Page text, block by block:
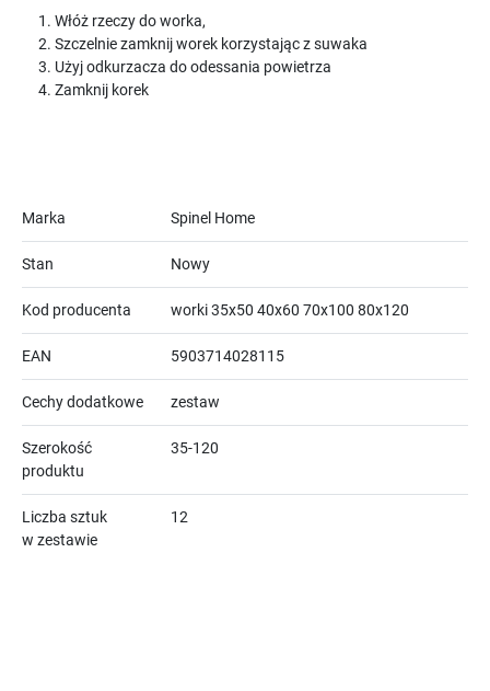
Włóż rzeczy do worka,
Szczelnie zamknij worek korzystając z suwaka
Użyj odkurzacza do odessania powietrza
Zamknij korek
Marka Spinel Home
Stan Nowy
Kod producenta worki 35x50 40x60 70x100 80x120
EAN 5903714028115
Cechy dodatkowe zestaw
Szerokość
produktu
35-120
Liczba sztuk
w zestawie
12